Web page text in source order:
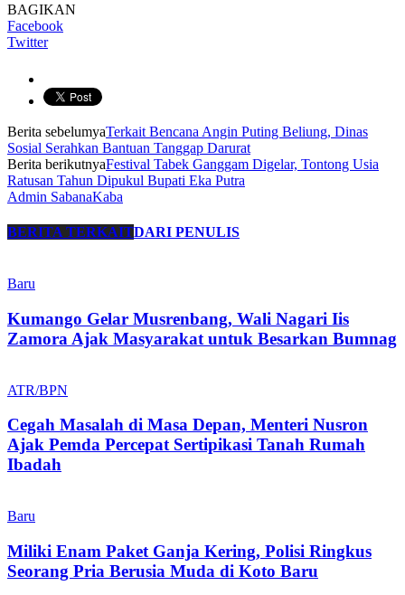
BAGIKAN
Facebook
Twitter
Berita sebelumyaTerkait Bencana Angin Puting Beliung, Dinas
Sosial Serahkan Bantuan Tanggap Darurat
Berita berikutnyaFestival Tabek Ganggam Digelar, Tontong Usia
Ratusan Tahun Dipukul Bupati Eka Putra
Admin SabanaKaba
BERITA TERKAITDARI PENULIS
Baru
Kumango Gelar Musrenbang, Wali Nagari Iis
Zamora Ajak Masyarakat untuk Besarkan Bumnag
ATR/BPN
Cegah Masalah di Masa Depan, Menteri Nusron
Ajak Pemda Percepat Sertipikasi Tanah Rumah
Ibadah
Baru
Miliki Enam Paket Ganja Kering, Polisi Ringkus
Seorang Pria Berusia Muda di Koto Baru